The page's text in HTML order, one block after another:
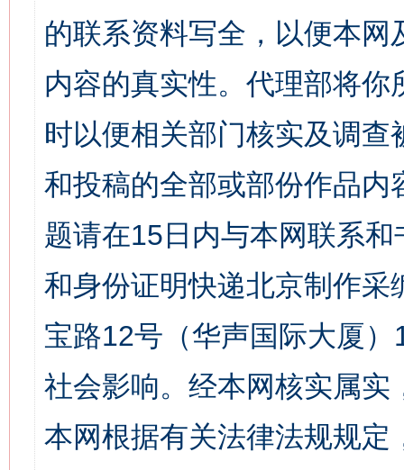
的联系资料写全，以便本
内容的真实性。代理部将
时以便相关部门核实及调
和投稿的全部或部份作品
题请在15日内与本网联系
和身份证明快递北京制作
宝路12号（华声国际大厦
社会影响。经本网核实属
本网根据有关法律法规规